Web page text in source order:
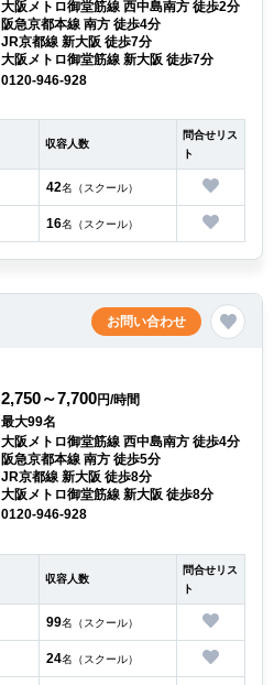
大阪メトロ御堂筋線 西中島南方 徒歩2分
阪急京都本線 南方 徒歩4分
JR京都線 新大阪 徒歩7分
大阪メトロ御堂筋線 新大阪 徒歩7分
0120-946-928
収容人数
問合せリス
ト
42名（スクール）
16名（スクール）
お問い合わせ
2,750～7,700円/時間
最大99名
大阪メトロ御堂筋線 西中島南方 徒歩4分
阪急京都本線 南方 徒歩5分
JR京都線 新大阪 徒歩8分
大阪メトロ御堂筋線 新大阪 徒歩8分
0120-946-928
収容人数
問合せリス
ト
99名（スクール）
24名（スクール）